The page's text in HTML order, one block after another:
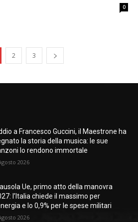
0
2 3
a Francesco Guccini, il Maestrone ha
la storia della musica: le sue
lo rendono immortale
2026
Ue, primo atto della manovra
l’Italia chiede il massimo per
e lo 0,9% per le spese militari
2026